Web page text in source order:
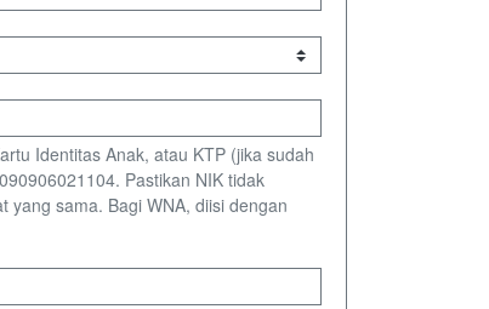
Identitas Anak, atau KTP (jika sudah
Pastikan NIK tidak
yang sama. Bagi WNA, diisi dengan